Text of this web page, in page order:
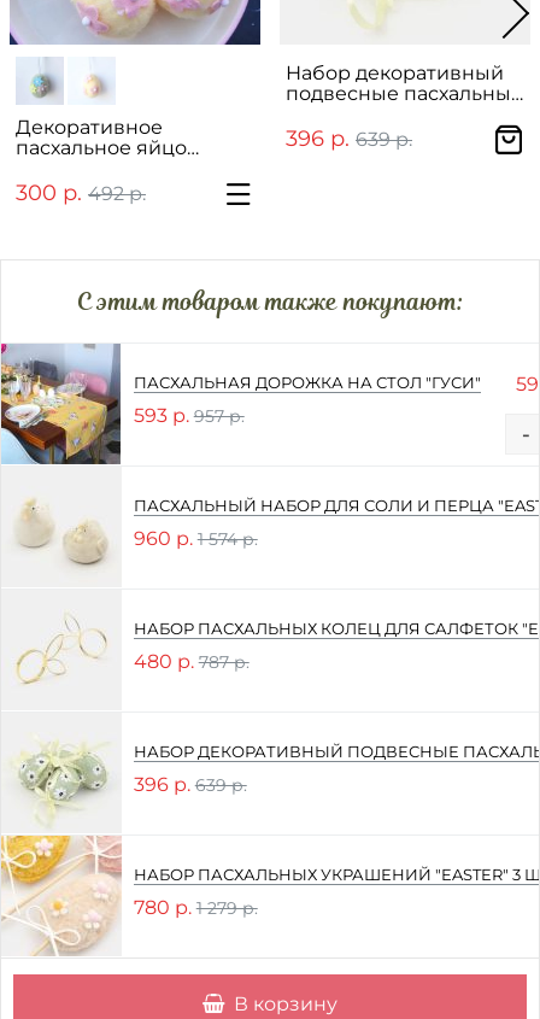
Декоративное
пасхальное яйцо
300 р. 492 р.
Набор декоративный
подвесные пасхальные
396 р. 639 р.
C этим товаром также покупают:
ПАСХАЛЬНАЯ ДОРОЖКА НА СТОЛ "ГУСИ"
593 р. 957 р.
-
ПАСХАЛЬНЫЙ НАБОР ДЛЯ СОЛИ И ПЕРЦА
960 р. 1 574 р.
НАБОР ПАСХАЛЬНЫХ КОЛЕЦ ДЛЯ САЛФЕТОК
480 р. 787 р.
НАБОР ДЕКОРАТИВНЫЙ ПОДВЕСНЫЕ
396 р. 639 р.
НАБОР ПАСХАЛЬНЫХ УКРАШЕНИЙ "EASTER" 3
780 р. 1 279 р.
В корзину